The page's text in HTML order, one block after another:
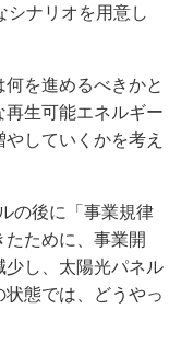
シナリオを用意し
を進めるべきかと
生可能エネルギー
していくかを考え
の後に「事業規律
ために、事業開
し、太陽光パネル
態では、どうやっ